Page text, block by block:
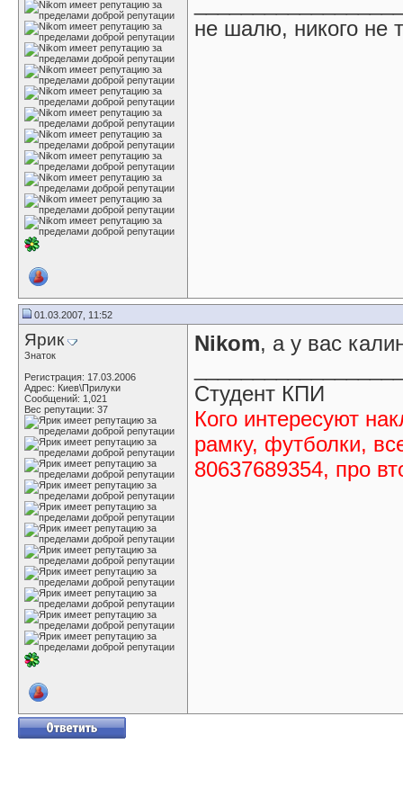
не шалю, никого не
01.03.2007, 11:52
Ярик
Знаток
Регистрация: 17.03.2006
Адрес: Киев\Прилуки
Сообщений: 1,021
Вес репутации: 37
Nikom, а у вас
Студент КПИ
Кого интересуют
рамку, футболки,
80637689354, про